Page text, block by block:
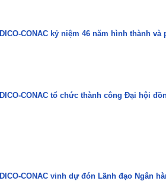
IDICO-CONAC kỷ niệm 46 năm hình thành
IDICO-CONAC tổ chức thành công Đại hội
IDICO-CONAC vinh dự đón Lãnh đạo Ngân